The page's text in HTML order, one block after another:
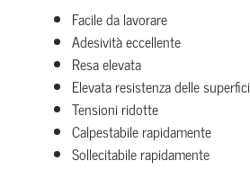
Facile da lavorare
Adesività eccellente
Resa elevata
Elevata resistenza delle superfici
Tensioni ridotte
Calpestabile rapidamente
Sollecitabile rapidamente